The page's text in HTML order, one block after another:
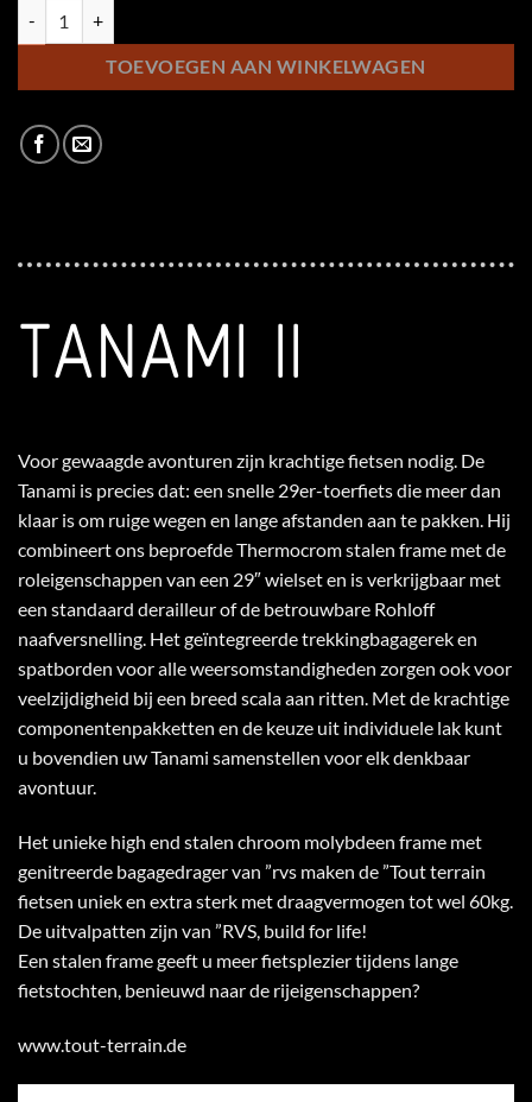
TOEVOEGEN AAN WINKELWAGEN
TANAMI II
Voor gewaagde avonturen zijn krachtige fietsen nodig. De
Tanami is precies dat: een snelle 29er-toerfiets die meer dan
klaar is om ruige wegen en lange afstanden aan te pakken. Hij
combineert ons beproefde Thermocrom stalen frame met de
roleigenschappen van een 29″ wielset en is verkrijgbaar met
een standaard derailleur of de betrouwbare Rohloff
naafversnelling. Het geïntegreerde trekkingbagagerek en
spatborden voor alle weersomstandigheden zorgen ook voor
veelzijdigheid bij een breed scala aan ritten. Met de krachtige
componentenpakketten en de keuze uit individuele lak kunt
u bovendien uw Tanami samenstellen voor elk denkbaar
avontuur.
Het unieke high end stalen chroom molybdeen frame met
genitreerde bagagedrager van ”rvs maken de ”Tout terrain
fietsen uniek en extra sterk met draagvermogen tot wel 60kg.
De uitvalpatten zijn van ”RVS, build for life!
Een stalen frame geeft u meer fietsplezier tijdens lange
fietstochten, benieuwd naar de rijeigenschappen?
www.tout-terrain.de